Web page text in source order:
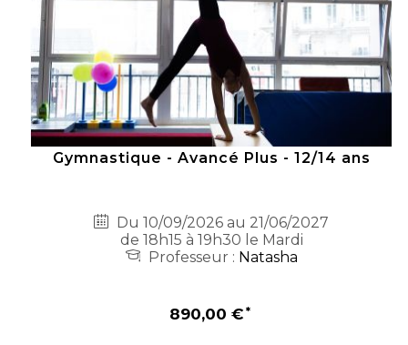
Gymnastique - Avancé Plus - 12/14 ans
Du 10/09/2026 au 21/06/2027
de 18h15 à 19h30 le Mardi
Professeur : Natasha
890,00 €